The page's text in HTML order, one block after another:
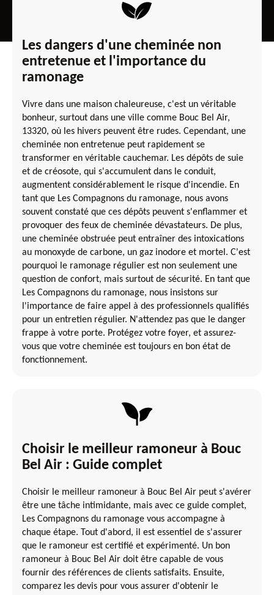
Les dangers d'une cheminée non
entretenue et l'importance du
ramonage
Vivre dans une maison chaleureuse, c'est un véritable
bonheur, surtout dans une ville comme Bouc Bel Air,
13320, où les hivers peuvent être rudes. Cependant, une
cheminée non entretenue peut rapidement se
transformer en véritable cauchemar. Les dépôts de suie
et de créosote, qui s'accumulent dans le conduit,
augmentent considérablement le risque d'incendie. En
tant que Les Compagnons du ramonage, nous avons
souvent constaté que ces dépôts peuvent s'enflammer et
provoquer des feux de cheminée dévastateurs. De plus,
une cheminée obstruée peut entraîner des intoxications
au monoxyde de carbone, un gaz inodore et mortel. C'est
pourquoi le ramonage régulier est non seulement une
question de confort, mais surtout de sécurité. En tant que
Les Compagnons du ramonage, nous insistons sur
l'importance de faire appel à des professionnels qualifiés
pour un entretien régulier. N'attendez pas que le danger
frappe à votre porte. Protégez votre foyer, et assurez-
vous que votre cheminée est toujours en bon état de
fonctionnement.
Choisir le meilleur ramoneur à Bouc
Bel Air : Guide complet
Choisir le meilleur ramoneur à Bouc Bel Air peut s'avérer
être une tâche intimidante, mais avec ce guide complet,
Les Compagnons du ramonage vous accompagne à
chaque étape. Tout d'abord, il est essentiel de s'assurer
que le ramoneur est certifié et expérimenté. Un bon
ramoneur à Bouc Bel Air doit être capable de vous
fournir des références de clients satisfaits. Ensuite,
comparez les devis pour vous assurer d'obtenir le